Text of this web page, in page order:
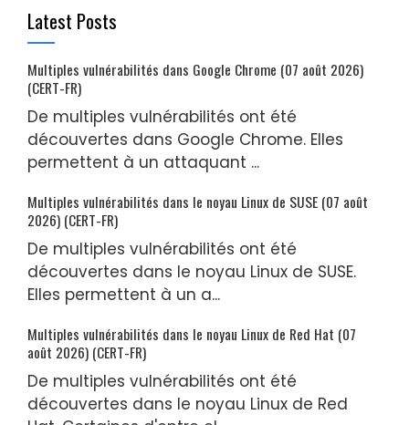
Latest Posts
Multiples vulnérabilités dans Google Chrome (07 août 2026)
(CERT-FR)
De multiples vulnérabilités ont été
découvertes dans Google Chrome. Elles
permettent à un attaquant ...
Multiples vulnérabilités dans le noyau Linux de SUSE (07 août
2026) (CERT-FR)
De multiples vulnérabilités ont été
découvertes dans le noyau Linux de SUSE.
Elles permettent à un a...
Multiples vulnérabilités dans le noyau Linux de Red Hat (07
août 2026) (CERT-FR)
De multiples vulnérabilités ont été
découvertes dans le noyau Linux de Red